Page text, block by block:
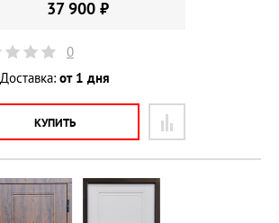
37 900 ₽
0
Доставка: от 1 дня
КУПИТЬ